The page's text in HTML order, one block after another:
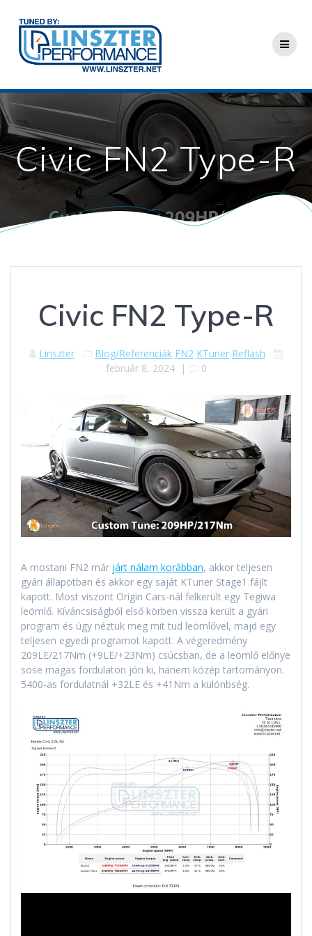
content
Civic FN2 Type-R
Civic FN2 Type-R
Linszter Blog/Referenciák FN2 KTuner Reflash
február 8, 2024| 0
A mostani FN2 már járt nálam korábban, akkor teljesen
gyári állapotban és akkor egy saját KTuner Stage1 fájlt
kapott. Most viszont Origin Cars-nál felkerült egy Tegiwa
leömlő. Kíváncsiságból első körben vissza került a gyári
program és úgy néztük meg mit tud leömlővel, majd egy
teljesen egyedi programot kapott. A végeredmény
209LE/217Nm (+9LE/+23Nm) csúcsban, de a leömlő előnye
sose magas fordulaton jön ki, hanem közép tartományon.
5400-as fordulatnál +32LE és +41Nm a különbség.